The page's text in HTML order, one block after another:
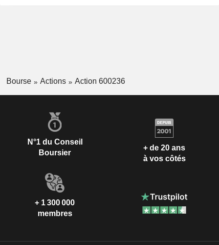
Bourse Actions Action 600236
N°1 du Conseil
Boursier
+ de 20 ans
à vos côtés
+ 1 300 000
membres